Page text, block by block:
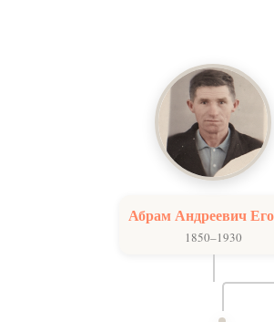
Абрам Андреевич
1850–1930